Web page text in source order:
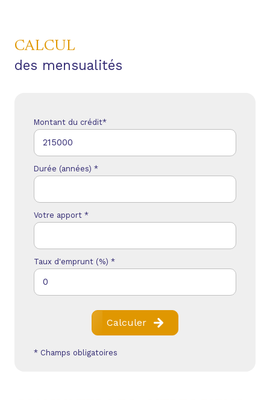
CALCUL
des mensualités
Montant du crédit*
Durée (années) *
Votre apport *
Taux d'emprunt (%) *
Calculer
* Champs obligatoires